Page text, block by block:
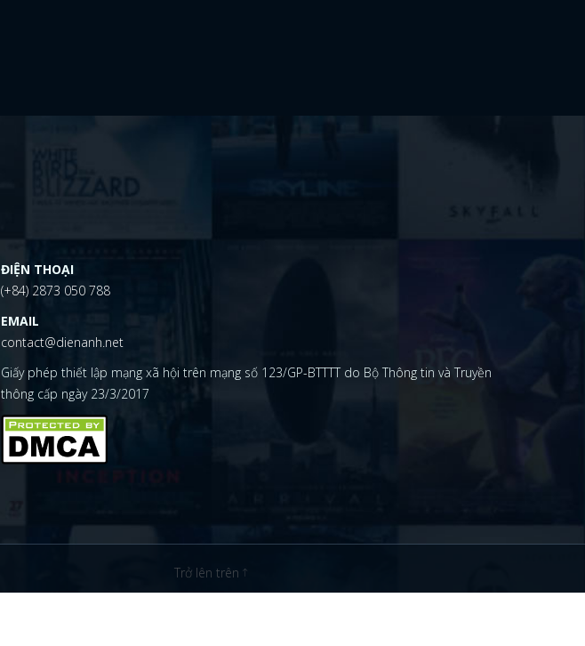
ĐIỆN THOẠI
(+84) 2873 050 788
EMAIL
contact@dienanh.net
Giấy phép thiết lập mạng xã hội trên mạng số 123/GP-BTTTT do Bộ Thông tin và Truyền
thông cấp ngày 23/3/2017
Trở lên trên